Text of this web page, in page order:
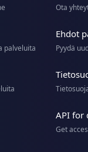
Ota
palveluita
Ehdot
Pyydä
API for
Get